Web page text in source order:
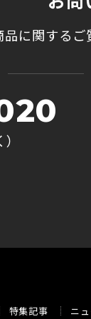
に関するご
特集記事 ニ